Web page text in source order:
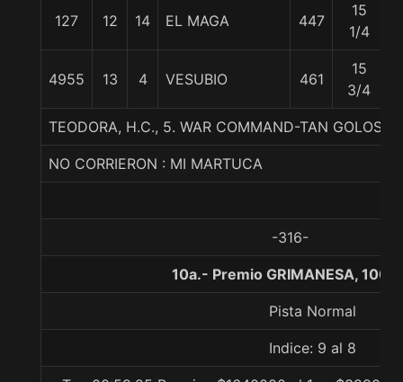
127 12 14 EL MAGA 447
15
1/4
4955 13 4 VESUBIO 461
15
3/4
TEODORA, H.C., 5. WAR COMMAND-TAN GOLOSA-
NO CORRIERON : MI MARTUCA
-316-
10a.- Premio GRIMANESA,
Pista Normal
Indice: 9 al 8